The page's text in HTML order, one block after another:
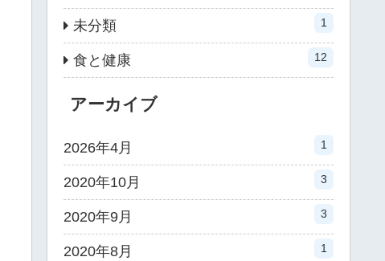
未分類 1
食と健康 12
アーカイブ
2026年4月 1
2020年10月 3
2020年9月 3
2020年8月 1